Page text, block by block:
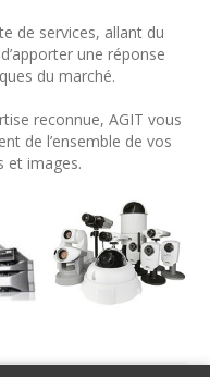
de services, allant du
une réponse
du marché.
reconnue, AGIT vous
de l’ensemble de vos
et images.